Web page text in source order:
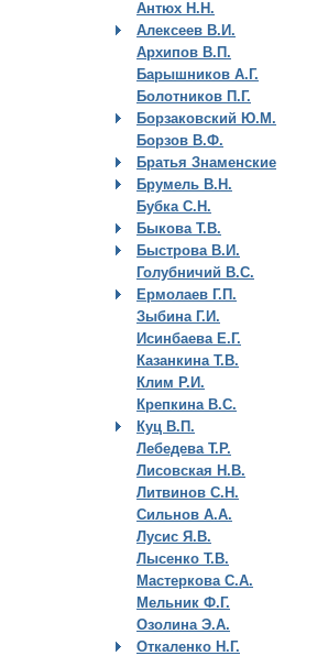
Антюх Н.Н.
Алексеев В.И.
Архипов В.П.
Барышников А.Г.
Болотников П.Г.
Борзаковский Ю.М.
Борзов В.Ф.
Братья Знаменские
Брумель В.Н.
Бубка С.Н.
Быкова Т.В.
Быстрова В.И.
Голубничий В.С.
Ермолаев Г.П.
Зыбина Г.И.
Исинбаева Е.Г.
Казанкина Т.В.
Клим Р.И.
Крепкина В.С.
Куц В.П.
Лебедева Т.Р.
Лисовская Н.В.
Литвинов С.Н.
Сильнов А.А.
Лусис Я.В.
Лысенко Т.В.
Мастеркова С.А.
Мельник Ф.Г.
Озолина Э.А.
Откаленко Н.Г.